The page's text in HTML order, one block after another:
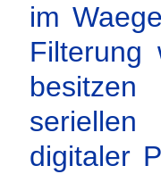
im
Filterung
besitzen
seriellen
digitaler